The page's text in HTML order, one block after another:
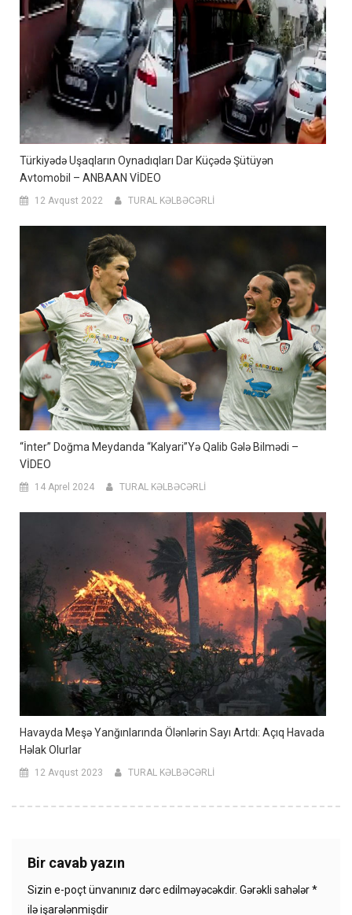
Türkiyədə Uşaqların Oynadıqları Dar Küçədə Şütüyən
Avtomobil – ANBAAN VİDEO
12 Avqust 2022 TURAL KƏLBƏCƏRLİ
“İnter” Doğma Meydanda “Kalyari”yə Qalib Gələ Bilmədi –
VİDEO
14 Aprel 2024 TURAL KƏLBƏCƏRLİ
Havayda Meşə Yanğınlarında Ölənlərin Sayı Artdı: Açıq Havada
Həlak Olurlar
12 Avqust 2023 TURAL KƏLBƏCƏRLİ
Bir cavab yazın
Sizin e-poçt ünvanınız dərc edilməyəcəkdir. Gərəkli sahələr*
ilə işarələnmişdir